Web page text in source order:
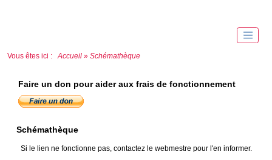
Vous êtes ici : Accueil » Schémathèque
Faire un don pour aider aux frais de fonctionnement
Schémathèque
Si le lien ne fonctionne pas, contactez le webmestre pour l'en informer.